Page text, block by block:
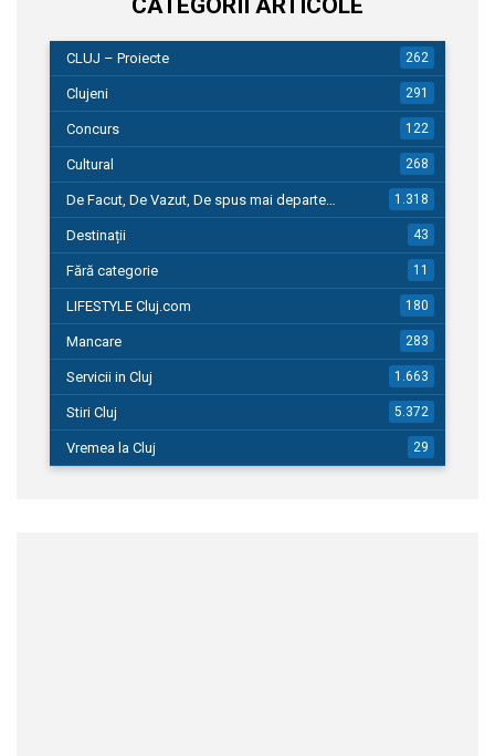
CLUJ – Proiecte 262
Clujeni 291
Concurs 122
Cultural 268
De Facut, De Vazut, De spus mai departe… 1.318
Destinații 43
Fără categorie 11
LIFESTYLE Cluj.com 180
Mancare 283
Servicii in Cluj 1.663
Stiri Cluj 5.372
Vremea la Cluj 29